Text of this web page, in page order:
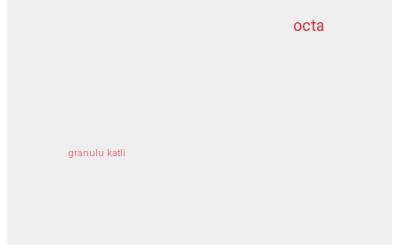
octa
granulu katli
dziļurbums